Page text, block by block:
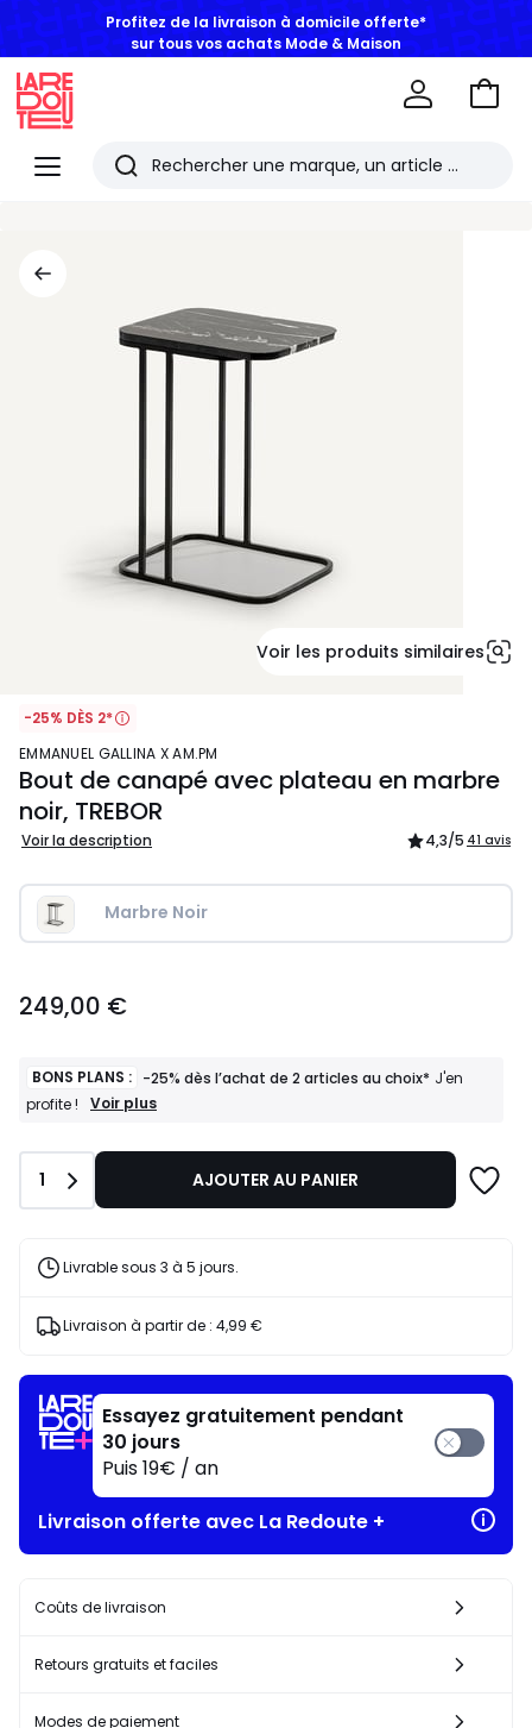
Profitez de la livraison à domicile offerte*
sur tous vos achats Mode & Maison
Menu
Redoute
Rechercher
consultés
Aller
Voir les produits similaires
-25% DÈS 2*
EMMANUEL GALLINA X AM.PM
Bout de canapé avec plateau en marbre
noir, TREBOR
Voir la description 4,3/5 41 avis
Marbre Noir
€.
249,00 €
BONS PLANS : -25% dès l’achat de 2 articles au choix* J'en
profite !
BONS
-25%
l’achat
articles
J'en
Voir plus
Quantité
1 AJOUTER AU PANIER
Livrable sous 3 à 5 jours.
Livraison à partir de : 4,99 €
Essayez gratuitement pendant
30 jours
Puis 19€ / an
Livraison offerte avec La Redoute +
Coûts de livraison
Retours gratuits et faciles
Modes de paiement